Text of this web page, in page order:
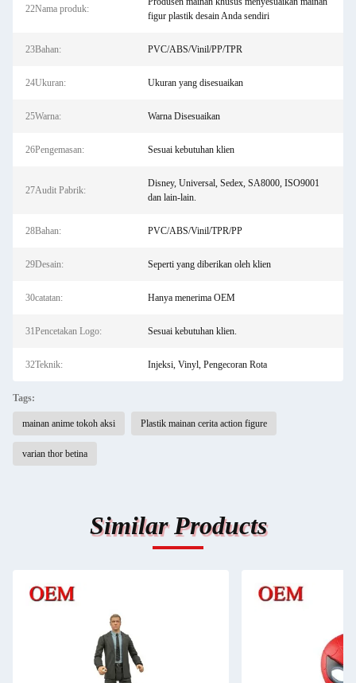
22Nama produk:
figur plastik desain Anda sendiri
23Bahan: PVC/ABS/Vinil/PP/TPR
24Ukuran: Ukuran yang disesuaikan
25Warna: Warna Disesuaikan
26Pengemasan: Sesuai kebutuhan klien
27Audit Pabrik:
Disney, Universal, Sedex, SA8000, ISO9001
dan lain-lain.
28Bahan: PVC/ABS/Vinil/TPR/PP
29Desain: Seperti yang diberikan oleh klien
30catatan: Hanya menerima OEM
31Pencetakan Logo: Sesuai kebutuhan klien.
32Teknik: Injeksi, Vinyl, Pengecoran Rota
Tags:
mainan anime tokoh aksi Plastik mainan cerita action figure
varian thor betina
Similar Products